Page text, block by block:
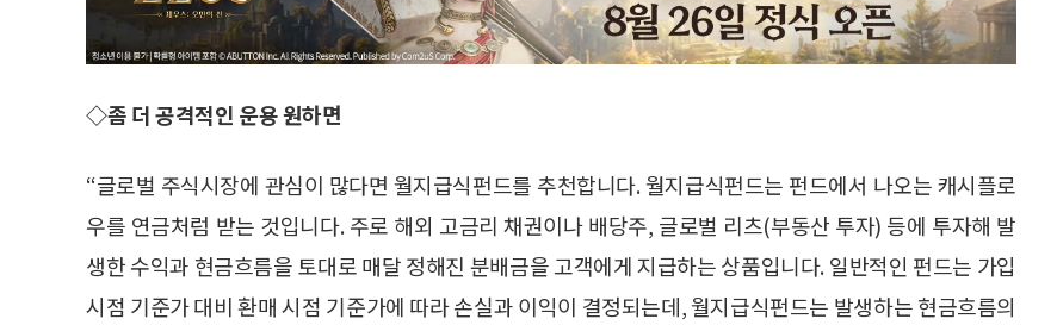
◇좀 더 공격적인 운용 원하면
“글로벌 주식시장에 관심이 많다면 월지급식펀드를 추천합니다. 월지급식펀드는 펀드에서 나오는 캐시플로
우를 연금처럼 받는 것입니다. 주로 해외 고금리 채권이나 배당주, 글로벌 리츠(부동산 투자) 등에 투자해 발
생한 수익과 현금흐름을 토대로 매달 정해진 분배금을 고객에게 지급하는 상품입니다. 일반적인 펀드는 가입
시점 기준가 대비 환매 시점 기준가에 따라 손실과 이익이 결정되는데, 월지급식펀드는 발생하는 현금흐름의